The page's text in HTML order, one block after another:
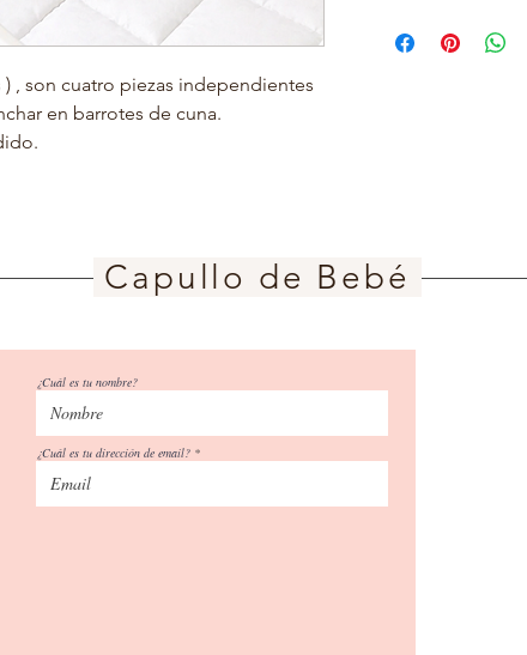
, son cuatro piezas independientes
en barrotes de cuna.
Capullo de Bebé
¿Cuál es tu nombre?
¿Cuál es tu dirección de email?